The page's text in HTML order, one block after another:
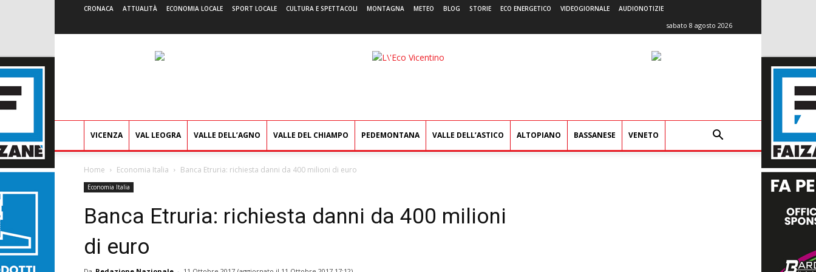
CRONACA ATTUALITÀ ECONOMIA LOCALE SPORT LOCALE CULTURA E SPETTACOLI MONTAGNA METEO BLOG STORIE ECO ENERGETICO VIDEOGIORNALE AUDIONOTIZIE
sabato 8 agosto 2026
L'Eco
VICENZA VAL LEOGRA VALLE DELL’AGNO VALLE DEL CHIAMPO PEDEMONTANA VALLE DELL’ASTICO ALTOPIANO BASSANESE VENETO
Home Economia Italia Banca Etruria: richiesta danni da 400 milioni di euro
Economia Italia
Banca Etruria: richiesta danni da 400 milioni
di euro